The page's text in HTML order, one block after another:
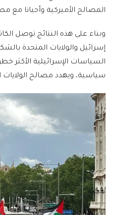
المصالح الأميركية وأحيانا مع
وبناء على هذه النتائج توصل
إسرائيل والولايات المتحدة
السياسات الإسرائيلية الأكثر
سياسية، ويهدد مصالح